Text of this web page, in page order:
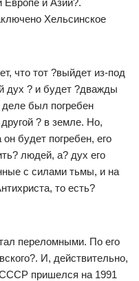
Европе и Азии?.
Хельсинское
что тот ?выйдет из-под
дух ? и будет ?дважды
был погребен
? в земле. Но,
будет погребен, его
людей, а? дух его
с силами тьмы, и на
то есть?
переломными. По его
И, действительно,
пришелся на 1991